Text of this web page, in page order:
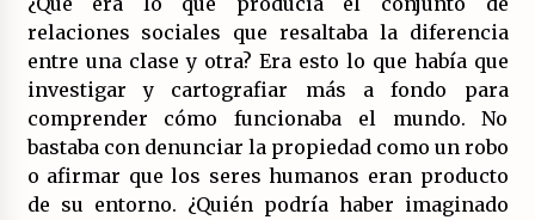
relaciones sociales que resaltaba la diferencia
entre una clase y otra? Era esto lo que había que
investigar y cartografiar más a fondo para
comprender cómo funcionaba el mundo. No
bastaba con denunciar la propiedad como un robo
o afirmar que los seres humanos eran producto
de su entorno. ¿Quién podría haber imaginado